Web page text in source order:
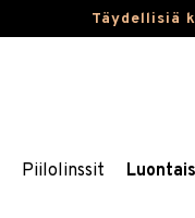
Täydellisiä
Piilolinssit